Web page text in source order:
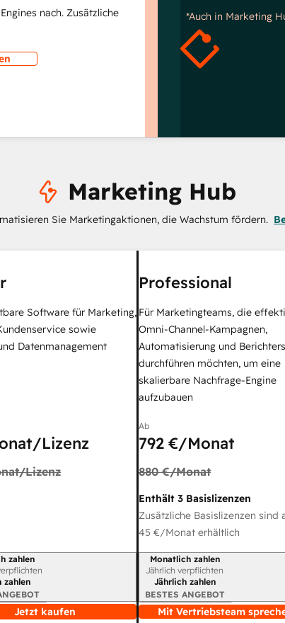
nach. Zusätzliche
*Auch in Marketing
Marketing Hub
Sie Marketingaktionen, die Wachstum fördern.
Software für Marketing,
sowie
Datenmanagement
Lizenz
Lizenz
zahlen
zahlen
Jetzt kaufen
Professional
Für Marketingteams, die
Omni-Channel-Kampagnen,
Automatisierung und
durchführen möchten, um eine
skalierbare Nachfrage-Engine
aufzubauen
Ab
792 €/Monat
880 €/Monat
Enthält 3 Basislizenzen
Zusätzliche Basislizenzen sind
45 €/Monat erhältlich
Abrechnungszeitraum
Monatlich zahlen
Jährlich verpflichten
Jährlich zahlen
BESTES ANGEBOT
Mit Vertriebsteam